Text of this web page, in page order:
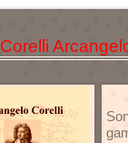
Corelli